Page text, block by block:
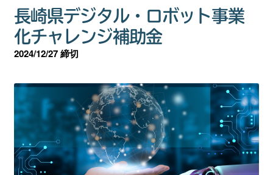
士業の方へ
助成金コラム
専門家一覧
ダウンロード
会員登録
長崎県デジタル・ロボット事業
化チャレンジ補助金
2024/12/27 締切